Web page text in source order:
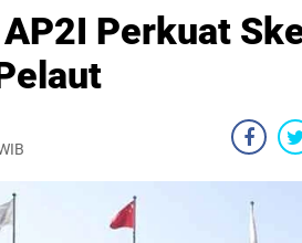
Perkuat